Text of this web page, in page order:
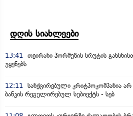
დღის სიახლეები
13:41
თეირანი ჰორმუზის სრუტის
უყენებს
12:11
სანქცირებული კრიტპოკომპანია
ბანკის რეგულირებულ სუბიექტს - სებ